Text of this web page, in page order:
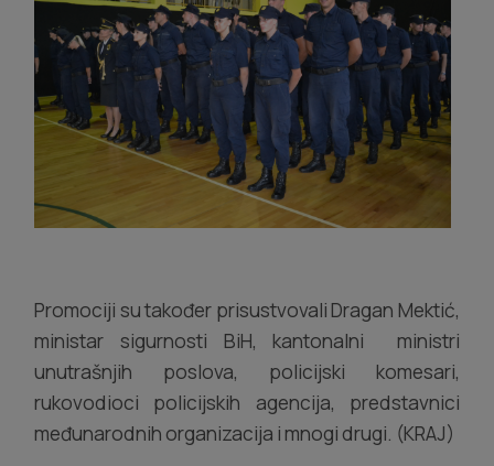
Promociji su također prisustvovali Dragan Mektić,
ministar sigurnosti BiH, kantonalni ministri
unutrašnjih poslova, policijski komesari,
rukovodioci policijskih agencija, predstavnici
međunarodnih organizacija i mnogi drugi. (KRAJ)